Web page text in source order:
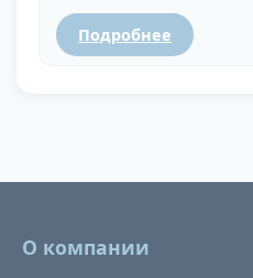
Подробнее
О компании